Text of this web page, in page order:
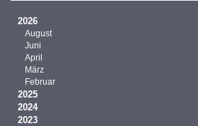
2026
August
Juni
April
März
Februar
2025
2024
2023